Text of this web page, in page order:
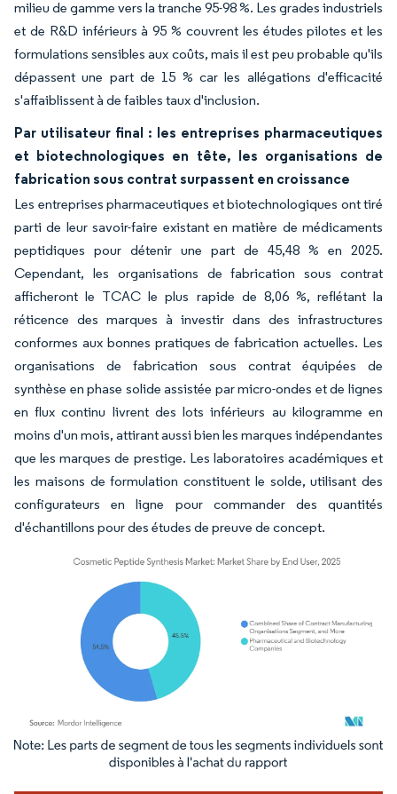
milieu de gamme vers la tranche 95-98 %. Les grades industriels
et de R&D inférieurs à 95 % couvrent les études pilotes et les
formulations sensibles aux coûts, mais il est peu probable qu'ils
dépassent une part de 15 % car les allégations d'efficacité
s'affaiblissent à de faibles taux d'inclusion.
Par utilisateur final : les entreprises pharmaceutiques
et biotechnologiques en tête, les organisations de
fabrication sous contrat surpassent en croissance
Les entreprises pharmaceutiques et biotechnologiques ont tiré
parti de leur savoir-faire existant en matière de médicaments
peptidiques pour détenir une part de 45,48 % en 2025.
Cependant, les organisations de fabrication sous contrat
afficheront le TCAC le plus rapide de 8,06 %, reflétant la
réticence des marques à investir dans des infrastructures
conformes aux bonnes pratiques de fabrication actuelles. Les
organisations de fabrication sous contrat équipées de
synthèse en phase solide assistée par micro-ondes et de lignes
en flux continu livrent des lots inférieurs au kilogramme en
moins d'un mois, attirant aussi bien les marques indépendantes
que les marques de prestige. Les laboratoires académiques et
les maisons de formulation constituent le solde, utilisant des
configurateurs en ligne pour commander des quantités
d'échantillons pour des études de preuve de concept.
Image © Mordor Intelligence. La réutilisation nécessite une attribution sous CC BY